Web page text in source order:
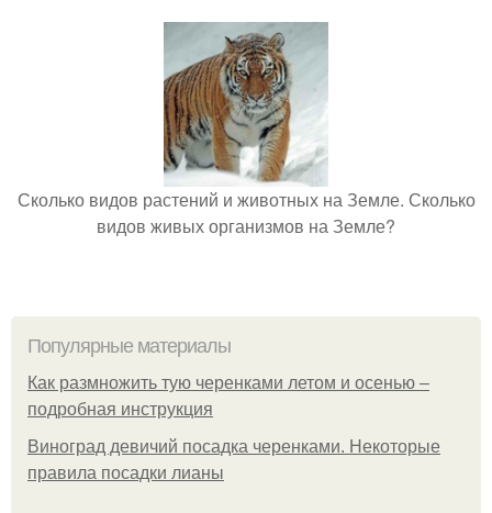
Сколько видов растений и животных на Земле. Сколько
видов живых организмов на Земле?
Популярные материалы
Как размножить тую черенками летом и осенью –
подробная инструкция
Виноград девичий посадка черенками. Некоторые
правила посадки лианы